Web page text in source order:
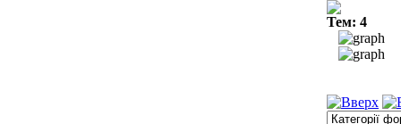
Тем: 4